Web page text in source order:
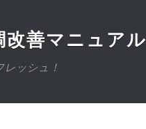
善マニュアル
ッシュ！